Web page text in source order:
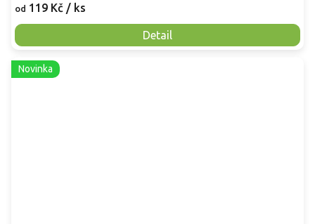
od 119 Kč / ks
Detail
Novinka